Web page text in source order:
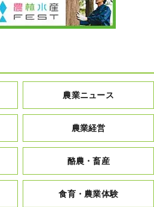
農業ニュース
農業経営
酪農・畜産
食育・農業体験